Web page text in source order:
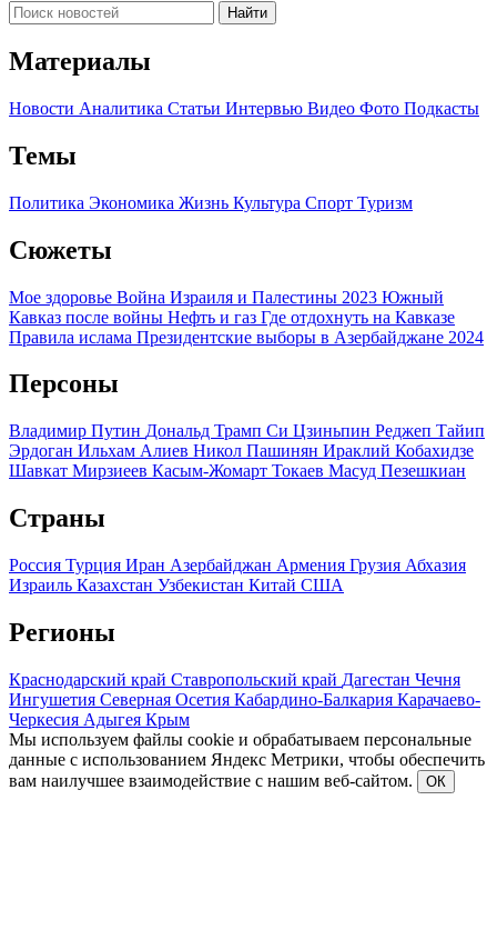
Найти
Материалы
Новости Аналитика Статьи Интервью Видео Фото Подкасты
Темы
Политика Экономика Жизнь Культура Спорт Туризм
Сюжеты
Мое здоровье Война Израиля и Палестины 2023 Южный
Кавказ после войны Нефть и газ Где отдохнуть на Кавказе
Правила ислама Президентские выборы в Азербайджане 2024
Персоны
Владимир Путин Дональд Трамп Си Цзиньпин Реджеп Тайип
Эрдоган Ильхам Алиев Никол Пашинян Ираклий Кобахидзе
Шавкат Мирзиеев Касым-Жомарт Токаев Масуд Пезешкиан
Страны
Россия Турция Иран Азербайджан Армения Грузия Абхазия
Израиль Казахстан Узбекистан Китай США
Регионы
Краснодарский край Ставропольский край Дагестан Чечня
Ингушетия Северная Осетия Кабардино-Балкария Карачаево-
Черкесия Адыгея Крым
Мы используем файлы cookie и обрабатываем персональные
данные с использованием Яндекс Метрики, чтобы обеспечить
вам наилучшее взаимодействие с нашим веб-сайтом.
ОК